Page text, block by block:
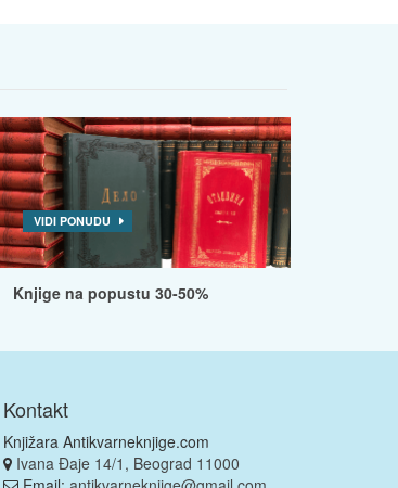
VIDI PONUDU
Knjige na popustu 30-50%
Kontakt
Knjižara Antikvarneknjige.com
Ivana Đaje 14/1, Beograd 11000